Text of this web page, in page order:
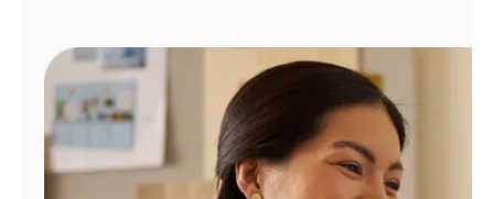
Administrar
cuenta
Encuentra
tienda